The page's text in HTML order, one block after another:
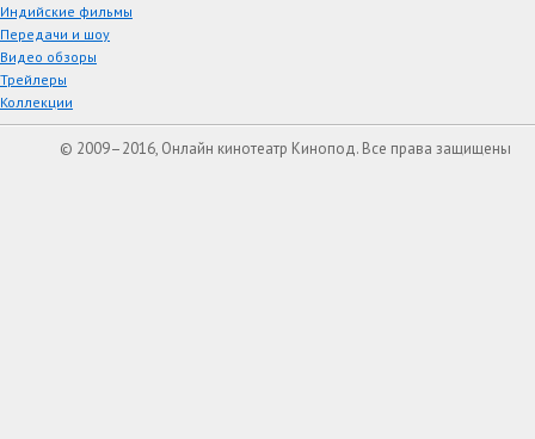
Индийские фильмы
Передачи и шоу
Видео обзоры
Трейлеры
Коллекции
© 2009–2016, Онлайн кинотеатр Кинопод. Все права защищены